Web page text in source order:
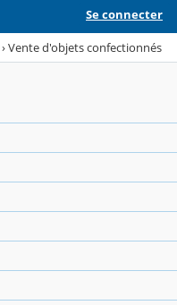
Se connecter
›Vente d'objets confectionnés